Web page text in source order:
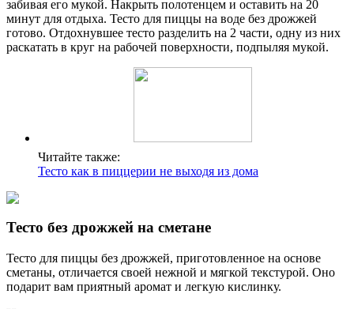
забивая его мукой. Накрыть полотенцем и оставить на 20
минут для отдыха. Тесто для пиццы на воде без дрожжей
готово. Отдохнувшее тесто разделить на 2 части, одну из них
раскатать в круг на рабочей поверхности, подпыляя мукой.
Читайте также:
Тесто как в пиццерии не выходя из дома
Тесто без дрожжей на сметане
Тесто для пиццы без дрожжей, приготовленное на основе
сметаны, отличается своей нежной и мягкой текстурой. Оно
подарит вам приятный аромат и легкую кислинку.